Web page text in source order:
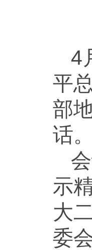
4
平
部
话
示
大
委